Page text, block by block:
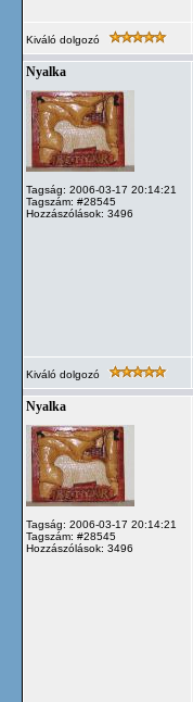
Kiváló dolgozó
Nyalka
Tagság: 2006-03-17 20:14:21
Tagszám: #28545
Hozzászólások: 3496
Kiváló dolgozó
Nyalka
Tagság: 2006-03-17 20:14:21
Tagszám: #28545
Hozzászólások: 3496